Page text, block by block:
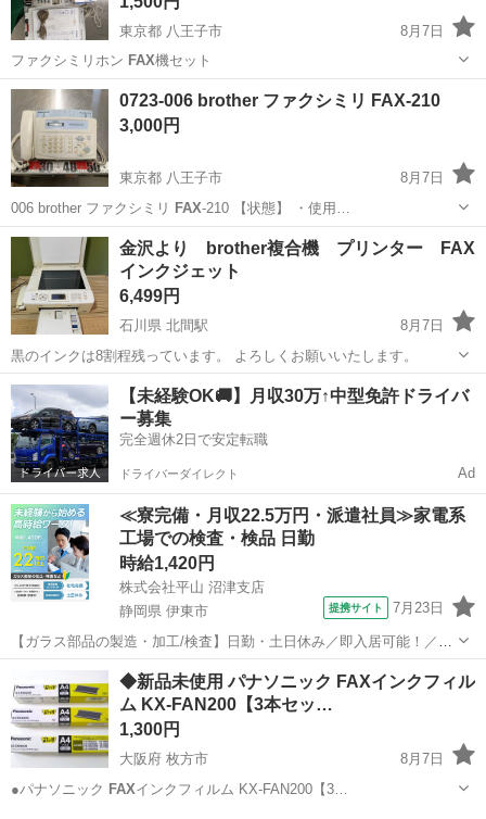
東京都 八王子市
8月7日
ファクシミリホン FAX機セット
東京 八王子市 電話、ＦＡＸ FAX
0723-006 brother ファクシミリ FAX-210
3,000円
東京都 八王子市
8月7日
006 brother ファクシミリ FAX -210 【状態】 ・使用…
東京 八王子市 電話、ＦＡＸ brother
金沢より brother複合機 プリンター FAX
インクジェット
6,499円
石川県 北間駅
8月7日
黒のインクは8割程残っています。 よろしくお願いいたします。
石川 金沢市 北間駅 電話、ＦＡＸ
【未経験OK🚚】月収30万↑中型免許ドライバ
ー募集
完全週休2日で安定転職
ドライバーダイレクト Ad
≪寮完備・月収22.5万円・派遣社員≫家電系
工場での検査・検品 日勤
時給1,420円
株式会社平山 沼津支店
静岡県 伊東市
提携サイト 7月23日
【ガラス部品の製造・加工/検査】日勤・土日休み／即入居可能！／伊
豆でのんびりライフ♪ ガラス部品の製造・加工/検査 【株式会社平山で
の正社員採用（無期雇用派遣）となります】 「2人で同じ職場で働き
たい」 「仕事も休みも一...
伊東市 その他
◆新品未使用 パナソニック FAXインクフィル
ム KX-FAN200【3本セッ…
1,300円
大阪府 枚方市
8月7日
●パナソニック FAXインクフィルム KX-FAN200【3…